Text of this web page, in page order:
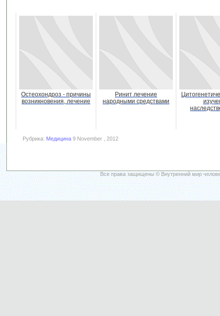
Остеохондроз - причины
возникновения, лечение
Ринит лечение
народными средствами
Рубрика: Медицина 9 November , 2012
Все права защищены © Внутренний мир